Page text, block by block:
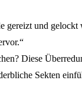
gereizt und
Diese
Sekten